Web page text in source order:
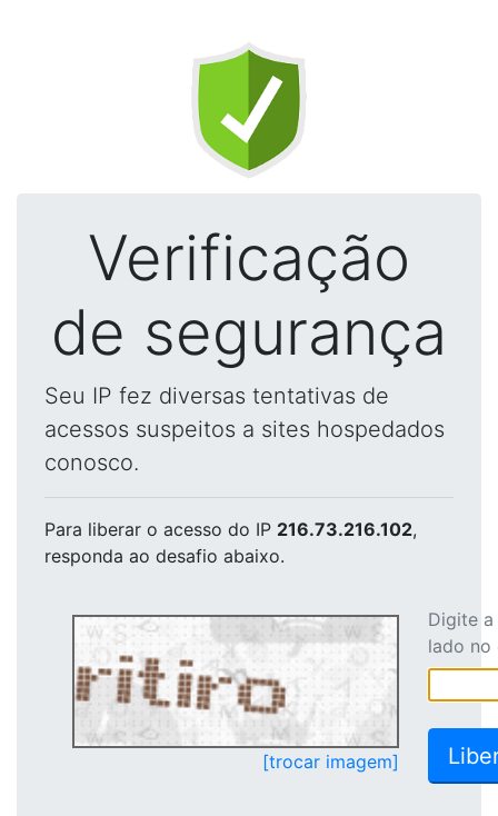
Verificação
de segurança
Seu IP fez diversas tentativas de
acessos suspeitos a sites hospedados
conosco.
Para liberar o acesso do IP 216.73.216.102,
responda ao desafio abaixo.
[trocar imagem]
Digite
lado no